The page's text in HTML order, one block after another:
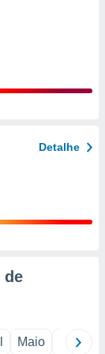
Detalhe
de
Maio Junho